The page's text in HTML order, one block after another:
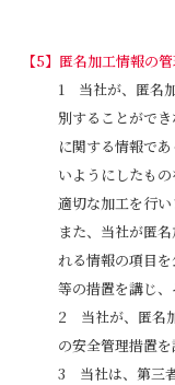
匿名加工情報の
当社が、匿名
別することがで
に関する情報で
いようにしたも
適切な加工を行い
また、当社が匿
れる情報の項目
等の措置を講じ、
当社が、匿名
の安全管理措置を
当社は、第三